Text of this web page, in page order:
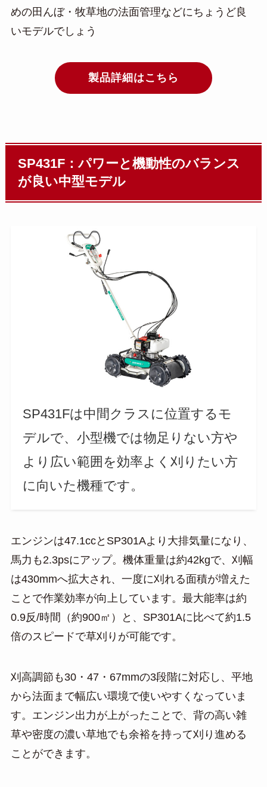
めの田んぼ・牧草地の法面管理などにちょうど良
いモデルでしょう
製品詳細はこちら
SP431F：パワーと機動性のバランス
が良い中型モデル
SP431Fは中間クラスに位置するモ
デルで、小型機では物足りない方や
より広い範囲を効率よく刈りたい方
に向いた機種です。
エンジンは47.1ccとSP301Aより大排気量になり、
馬力も2.3psにアップ。機体重量は約42kgで、刈幅
は430mmへ拡大され、一度に刈れる面積が増えた
ことで作業効率が向上しています。最大能率は約
0.9反/時間（約900㎡）と、SP301Aに比べて約1.5
倍のスピードで草刈りが可能です。
刈高調節も30・47・67mmの3段階に対応し、平地
から法面まで幅広い環境で使いやすくなっていま
す。エンジン出力が上がったことで、背の高い雑
草や密度の濃い草地でも余裕を持って刈り進める
ことができます。